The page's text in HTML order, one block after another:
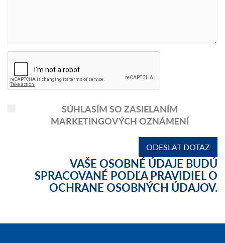
SÚHLASÍM SO ZASIELANÍM
MARKETINGOVÝCH OZNÁMENÍ
VAŠE OSOBNÉ ÚDAJE BUDÚ
SPRACOVANÉ PODĽA PRAVIDIEL O
OCHRANE OSOBNÝCH ÚDAJOV.